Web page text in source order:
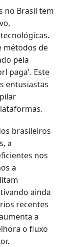
no Brasil tem
métodos de
pela
paga'. Este
entusiastas
brasileiros
a
nos
a
ainda
recentes
a
o fluxo